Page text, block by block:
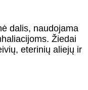
dalis, naudojama
Žiedai
eterinių aliejų ir